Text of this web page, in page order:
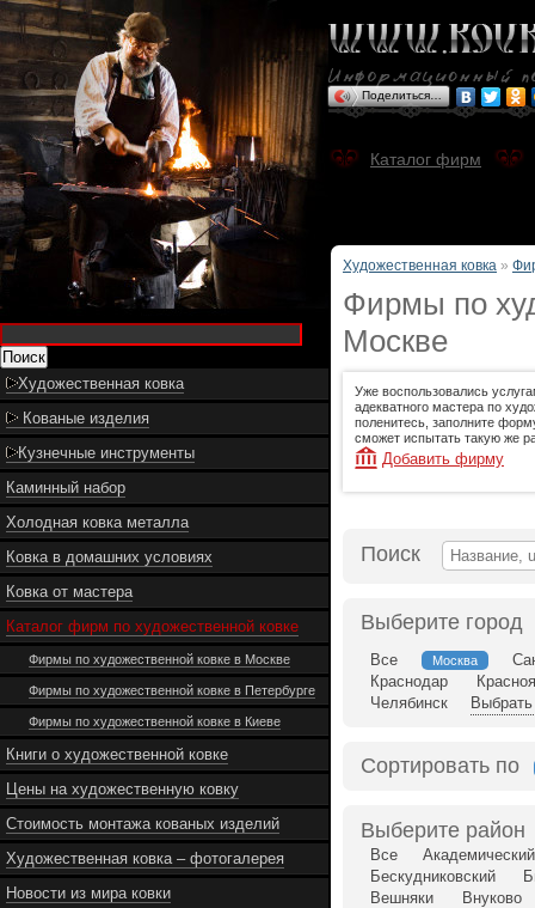
Художественная ковка
Кованые изделия
Кузнечные инструменты
Каминный набор
Холодная ковка металла
Ковка в домашних условиях
Ковка от мастера
Каталог фирм по художественной ковке
Фирмы по художественной ковке в Москве
Фирмы по художественной ковке в Петербурге
Фирмы по художественной ковке в Киеве
Книги о художественной ковке
Цены на художественную ковку
Стоимость монтажа кованых изделий
Художественная ковка – фотогалерея
Новости из мира ковки
Поделиться…
Каталог фирм
Художественная ковка »
Фирмы по
Москве
Уже воспользовались
адекватного мастера по
поленитесь, заполните
сможет испытать такую же
Добавить фирму
Поиск
Выберите город
Все Москва
Краснодар
Челябинск
Сортировать по
Выберите район
Все
Академический
Бескудниковский
Вешняки
Внуково